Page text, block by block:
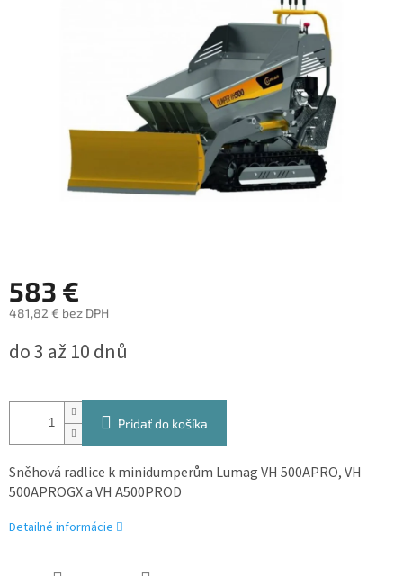
583 €
481,82 € bez DPH
cena:
do 3 až 10 dnů
Pridať do košíka
Sněhová radlice k minidumperům Lumag VH 500APRO, VH
500APROGX a VH A500PROD
Detailné informácie